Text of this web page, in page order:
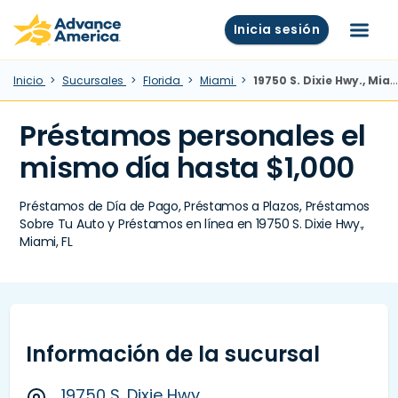
Skip to main content
Advance America home Inicia sesión Menú
Inicio Sucursales Florida Miami 19750 S. Dixie Hwy., Miami, FL
Préstamos personales el
mismo día hasta $1,000
Préstamos de Día de Pago, Préstamos a Plazos, Préstamos
Sobre Tu Auto y Préstamos en línea en 19750 S. Dixie Hwy.,
Miami, FL
Información de la sucursal